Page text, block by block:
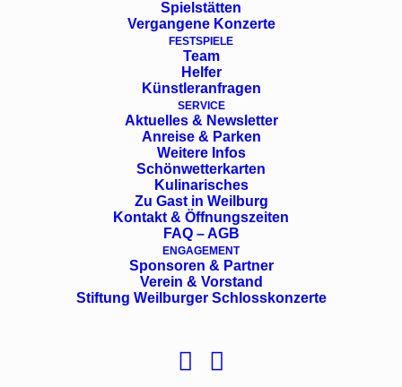
Spielstätten
Vergangene Konzerte
FESTSPIELE
Team
Helfer
Künstleranfragen
SERVICE
Aktuelles & Newsletter
Anreise & Parken
Weitere Infos
Schönwetterkarten
Kulinarisches
Zu Gast in Weilburg
Kontakt & Öffnungszeiten
FAQ – AGB
ENGAGEMENT
Sponsoren & Partner
Verein & Vorstand
Stiftung Weilburger Schlosskonzerte
ZWEI WELTKLASSE-
PIANISTINNEN IN
WEILBURG
Liebe Freunde der Weilburger
Schlosskonzerte,
außergewöhnliche Pianistinnen ans Herz